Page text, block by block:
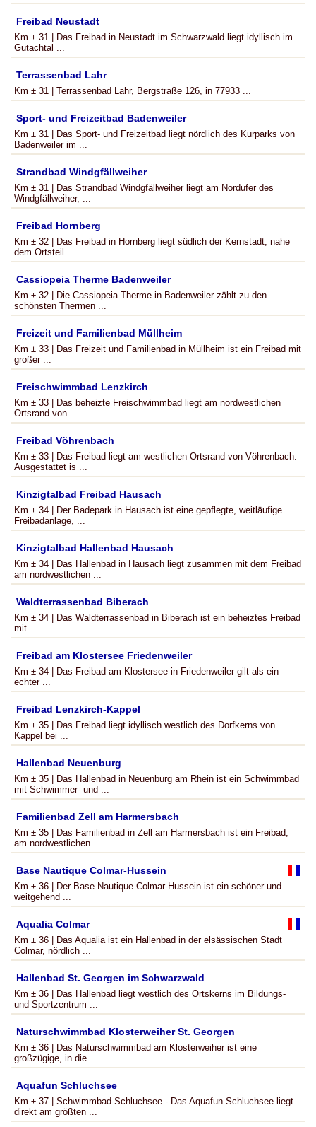
Freibad Neustadt
Km ± 31 | Das Freibad in Neustadt im Schwarzwald liegt idyllisch im
Gutachtal ...
Terrassenbad Lahr
Km ± 31 | Terrassenbad Lahr, Bergstraße 126, in 77933 ...
Sport- und Freizeitbad Badenweiler
Km ± 31 | Das Sport- und Freizeitbad liegt nördlich des Kurparks von
Badenweiler im ...
Strandbad Windgfällweiher
Km ± 31 | Das Strandbad Windgfällweiher liegt am Nordufer des
Windgfällweiher, ...
Freibad Hornberg
Km ± 32 | Das Freibad in Hornberg liegt südlich der Kernstadt, nahe
dem Ortsteil ...
Cassiopeia Therme Badenweiler
Km ± 32 | Die Cassiopeia Therme in Badenweiler zählt zu den
schönsten Thermen ...
Freizeit und Familienbad Müllheim
Km ± 33 | Das Freizeit und Familienbad in Müllheim ist ein Freibad mit
großer ...
Freischwimmbad Lenzkirch
Km ± 33 | Das beheizte Freischwimmbad liegt am nordwestlichen
Ortsrand von ...
Freibad Vöhrenbach
Km ± 33 | Das Freibad liegt am westlichen Ortsrand von Vöhrenbach.
Ausgestattet is ...
Kinzigtalbad Freibad Hausach
Km ± 34 | Der Badepark in Hausach ist eine gepflegte, weitläufige
Freibadanlage, ...
Kinzigtalbad Hallenbad Hausach
Km ± 34 | Das Hallenbad in Hausach liegt zusammen mit dem Freibad
am nordwestlichen ...
Waldterrassenbad Biberach
Km ± 34 | Das Waldterrassenbad in Biberach ist ein beheiztes Freibad
mit ...
Freibad am Klostersee Friedenweiler
Km ± 34 | Das Freibad am Klostersee in Friedenweiler gilt als ein
echter ...
Freibad Lenzkirch-Kappel
Km ± 35 | Das Freibad liegt idyllisch westlich des Dorfkerns von
Kappel bei ...
Hallenbad Neuenburg
Km ± 35 | Das Hallenbad in Neuenburg am Rhein ist ein Schwimmbad
mit Schwimmer- und ...
Familienbad Zell am Harmersbach
Km ± 35 | Das Familienbad in Zell am Harmersbach ist ein Freibad,
am nordwestlichen ...
Base Nautique Colmar-Hussein
Km ± 36 | Der Base Nautique Colmar-Hussein ist ein schöner und
weitgehend ...
Aqualia Colmar
Km ± 36 | Das Aqualia ist ein Hallenbad in der elsässischen Stadt
Colmar, nördlich ...
Hallenbad St. Georgen im Schwarzwald
Km ± 36 | Das Hallenbad liegt westlich des Ortskerns im Bildungs-
und Sportzentrum ...
Naturschwimmbad Klosterweiher St. Georgen
Km ± 36 | Das Naturschwimmbad am Klosterweiher ist eine
großzügige, in die ...
Aquafun Schluchsee
Km ± 37 | Schwimmbad Schluchsee - Das Aquafun Schluchsee liegt
direkt am größten ...